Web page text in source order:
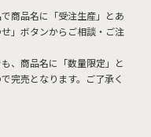
商品名に「受注生産」とあ
」ボタンからご相談・ご注
、商品名に「数量限定」と
完売となります。ご了承く